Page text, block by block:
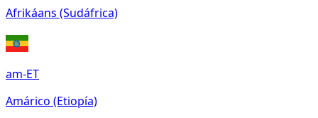
Afrikáans (Sudáfrica)
am-ET
Amárico (Etiopía)